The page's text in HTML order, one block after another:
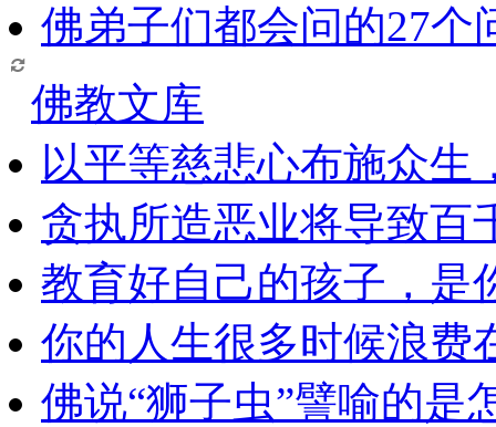
佛弟子们都会问的27个
佛教文库
以平等慈悲心布施众生
贪执所造恶业将导致百
教育好自己的孩子，是
你的人生很多时候浪费
佛说“狮子虫”譬喻的是